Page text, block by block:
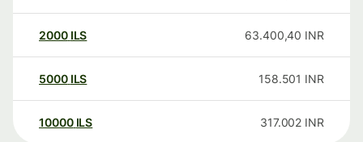
2000 ILS 63.400,40 INR
5000 ILS 158.501 INR
10000 ILS 317.002 INR